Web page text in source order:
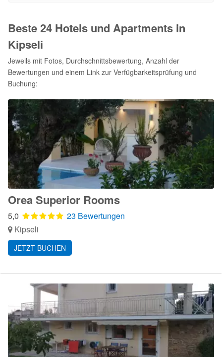
Beste 24 Hotels und Apartments in
Kipseli
Jeweils mit Fotos, Durchschnittsbewertung, Anzahl der
Bewertungen und einem Link zur Verfügbarkeitsprüfung und
Buchung:
Orea Superior Rooms
5,0
23 Bewertungen
Kipseli
JETZT BUCHEN